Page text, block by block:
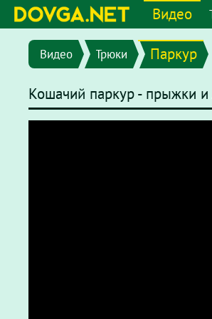
Видео
Видео Трюки Паркур
Кошачий паркур - прыжки